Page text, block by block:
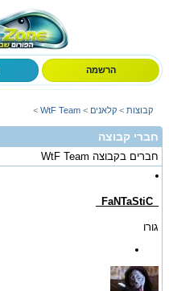
הרשמה
קבוצות > קלאנים >
WtF Team
>
חברי קבוצה
חברים בקבוצה WtF Team
גורו